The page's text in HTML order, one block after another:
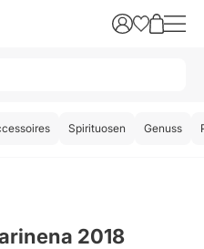
Spirituosen Genuss
2018